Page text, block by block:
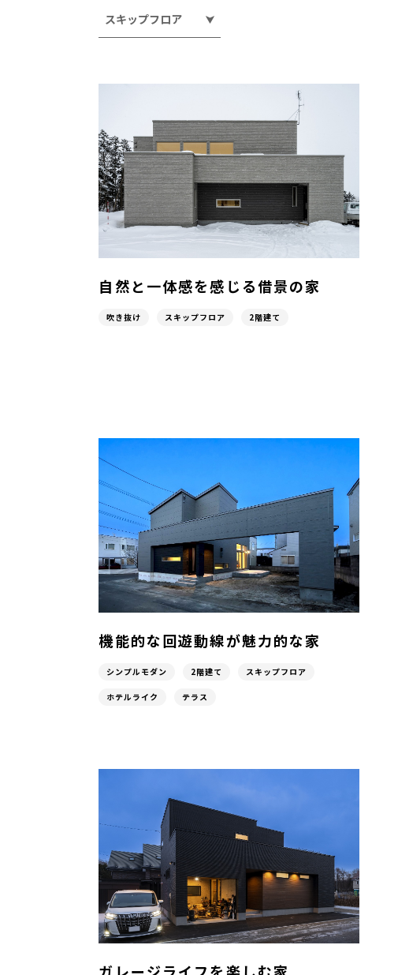
スキップフロア
自然と一体感を感じる借景の家
吹き抜け スキップフロア 2階建て
機能的な回遊動線が魅力的な家
シンプルモダン 2階建て スキップフロア
ホテルライク テラス